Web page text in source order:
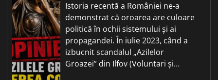
Istoria recentă a României ne-a
demonstrat că oroarea are culoare
politică în ochii sistemului și ai
propagandei. În iulie 2023, când a
izbucnit scandalul „Azilelor
Groazei” din Ilfov (Voluntari și…